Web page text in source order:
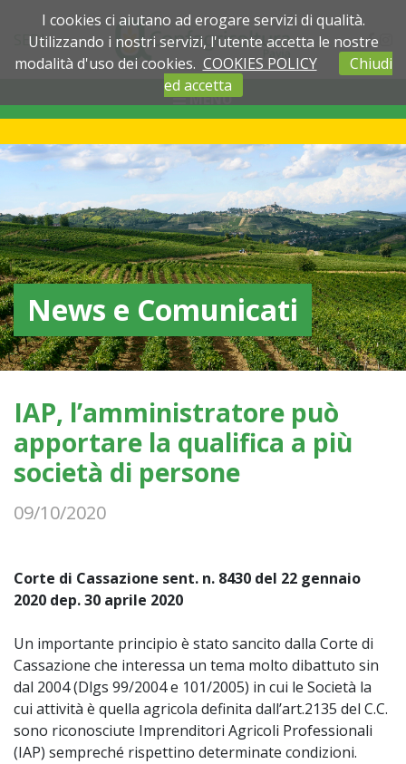
SEDI
MENU
News e Comunicati
IAP, l’amministratore può
apportare la qualifica a più
società di persone
09/10/2020
Corte di Cassazione sent. n. 8430 del 22 gennaio
2020 dep. 30 aprile 2020
Un importante principio è stato sancito dalla Corte di
Cassazione che interessa un tema molto dibattuto sin
dal 2004 (Dlgs 99/2004 e 101/2005) in cui le Società la
cui attività è quella agricola definita dall’art.2135 del C.C.
sono riconosciute Imprenditori Agricoli Professionali
(IAP) sempreché rispettino determinate condizioni.
I cookies ci aiutano ad erogare servizi di qualità.
Utilizzando i nostri servizi, l'utente accetta le nostre
modalità d'uso dei cookies. COOKIES POLICY
Chiudi
ed accetta